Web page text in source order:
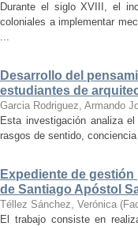
Durante el siglo XVIII, el
coloniales a implementar
...
Desarrollo del
estudiantes de
Garcia Rodriguez, Armando
Esta investigación analiza
rasgos de sentido,
Expediente de
de Santiago Apóstol
Téllez Sánchez, Verónica (
El trabajo consiste en